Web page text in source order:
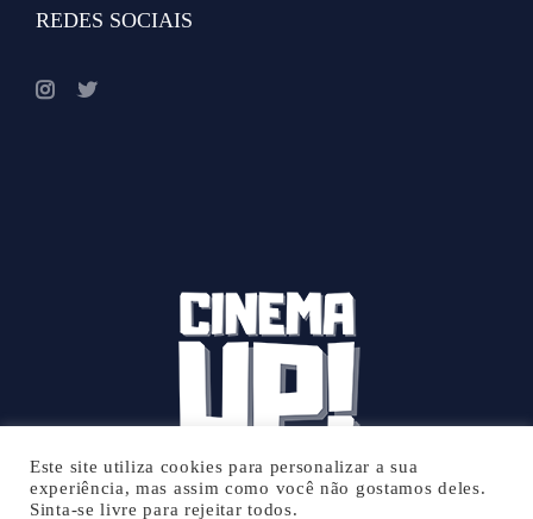
REDES SOCIAIS
Este site utiliza cookies para personalizar a sua
experiência, mas assim como você não gostamos deles.
Sinta-se livre para rejeitar todos.